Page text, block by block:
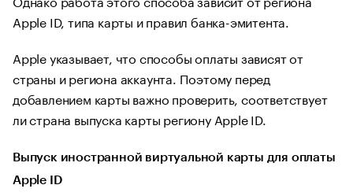
Apple ID, типа карты и правил банка-эмитента.
Apple указывает, что способы оплаты зависят от
страны и региона аккаунта. Поэтому перед
добавлением карты важно проверить, соответствует
ли страна выпуска карты региону Apple ID.
Выпуск иностранной виртуальной карты для оплаты
Apple ID